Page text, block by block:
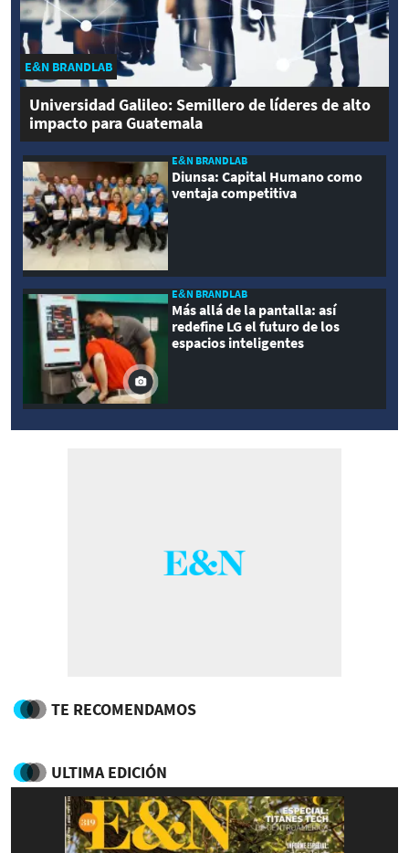
E&N BRANDLAB
Universidad Galileo: Semillero de líderes de alto
impacto para Guatemala
E&N BRANDLAB
Diunsa: Capital Humano como
ventaja competitiva
E&N BRANDLAB
Más allá de la pantalla: así
redefine LG el futuro de los
espacios inteligentes
TE RECOMENDAMOS
ULTIMA EDICIÓN